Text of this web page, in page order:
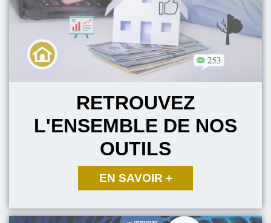
RETROUVEZ
L'ENSEMBLE DE NOS
OUTILS